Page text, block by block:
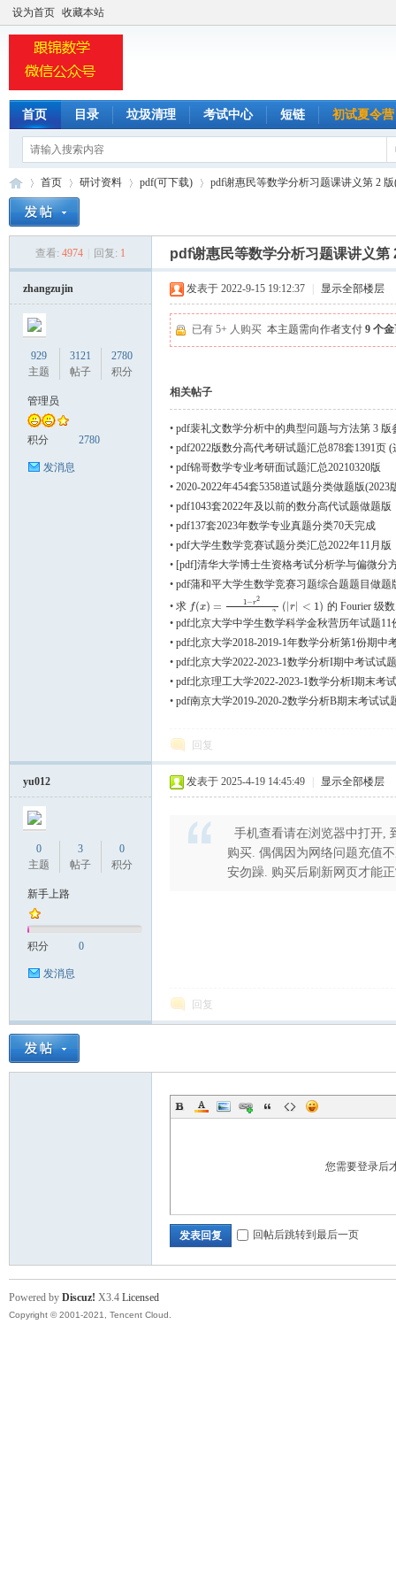
设为首页 收藏本站
首页 目录 垃圾清理 考试中心 短链 初试夏令营
首页
›
研讨资料
›
pdf(可下载)
›
pdf谢惠民等数学分析习题课讲义第 2
查看: 4974 回复: 1 pdf谢惠民等数学分析习题课讲义第
zhangzujin
929
主题
3121
帖子
2780
积分
管理员
积分 2780
发消息
发表于 2022-9-15 19:12:37 显示全部楼层
已有 5+ 人购买 本主题需向作者支付 9 个
相关帖子
• pdf裴礼文数学分析中的典型问题与方法第 3 版
• pdf2022版数分高代考研试题汇总878套1391页
• pdf锦哥数学专业考研面试题汇总20210320版
• 2020-2022年454套5358道试题分类做题版
• pdf1043套2022年及以前的数分高代试题做题版
• pdf137套2023年数学专业真题分类70天完成
• pdf大学生数学竞赛试题分类汇总2022年11月版
• [pdf]清华大学博士生资格考试分析学与偏微分
• pdf蒲和平大学生数学竞赛习题综合题题目做题
• 求 f(x) = 1 −r2
2 ( |r < 1)
f(x)= 1− 21−2rcosx+r 2 (|r <1
的 Fourier 级
• pdf北京大学中学生数学科学金秋营历年试题11
• pdf北京大学2018-2019-1年数学分析第1份期中
• pdf北京大学2022-2023-1数学分析I期中考试试题
• pdf北京理工大学2022-2023-1数学分析I期末考
• pdf南京大学2019-2020-2数学分析B期末考试试
回复
yu012
0
主题
3
帖子
0
积分
新手上路
积分 0
发消息
发表于 2025-4-19 14:45:49 显示全部楼层
手机查看请在浏览器中打开,
购买. 偶偶因为网络问题充值
安勿躁. 购买后刷新网页才能
回复
您需要登录后
发表回复 回帖后跳转到最后一页
Powered by Discuz! X3.4 Licensed
Copyright © 2001-2021, Tencent Cloud.